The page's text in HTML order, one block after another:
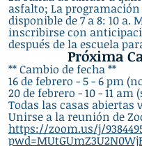
asfalto; La programación
disponible de 7 a 8: 10 a.
inscribirse con
después de la escuela
Próxima
** Cambio de fecha **
16 de febrero - 5 - 6 pm
20 de febrero - 10 - 11 am
Todas las casas abiertas
Unirse a la reunión de
https://zoom.us/j/